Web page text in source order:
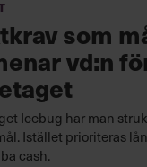
som
vd:n
Icebug har man
Istället prioriteras
cash.